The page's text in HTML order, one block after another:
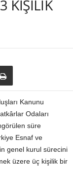
KİŞİLİK
Kanunu
Odaları
süre
Esnaf ve
genel kurul sürecini
üzere üç kişilik bir